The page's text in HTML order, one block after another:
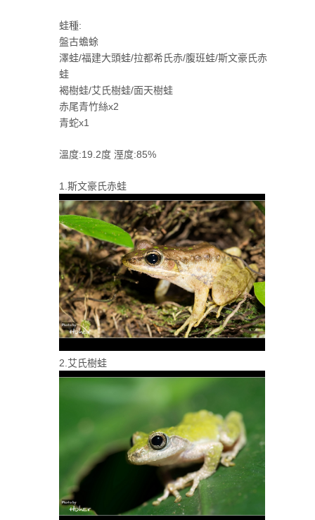
蛙種:
盤古蟾蜍
澤蛙/福建大頭蛙/拉都希氏赤/腹班蛙/斯文豪氏赤
蛙
褐樹蛙/艾氏樹蛙/面天樹蛙
赤尾青竹絲x2
青蛇x1
溫度:19.2度 溼度:85%
1.斯文豪氏赤蛙
2.艾氏樹蛙